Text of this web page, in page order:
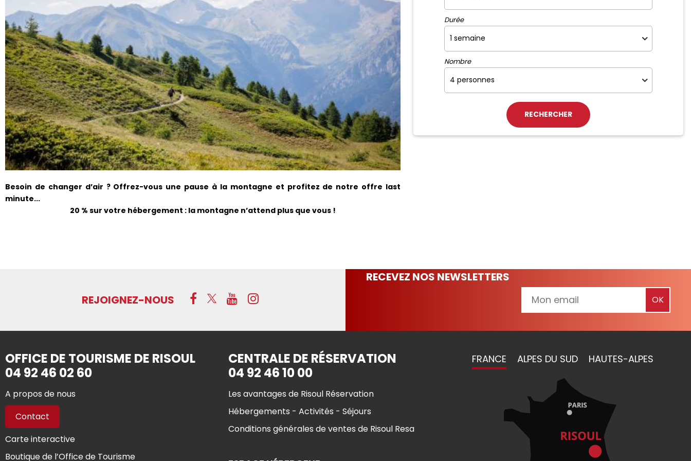
Besoin de changer d’air ? Offrez-vous une pause à la montagne et profitez de notre offre last
minute...
20 % sur votre hébergement : la montagne n’attend plus que vous !
Durée
Nombre
REJOIGNEZ-NOUS
RECEVEZ NOS NEWSLETTERS
OFFICE DE TOURISME DE RISOUL
04 92 46 02 60
A propos de nous
Contact
Carte interactive
Boutique de l’Office de Tourisme
CENTRALE DE RÉSERVATION
04 92 46 10 00
Les avantages de Risoul Réservation
Hébergements - Activités - Séjours
Conditions générales de ventes de Risoul Resa
FRANCE ALPES DU SUD HAUTES-ALPES